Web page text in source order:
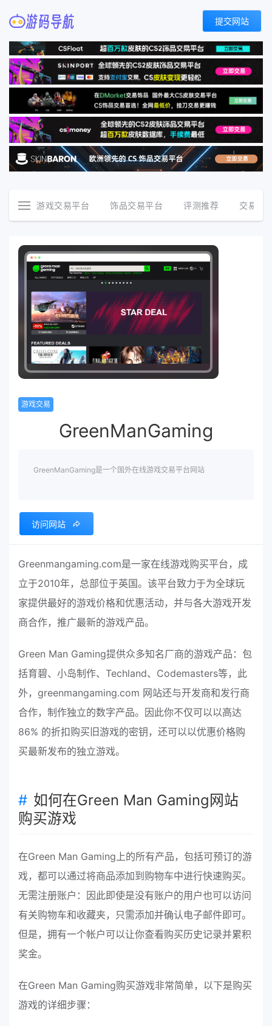
提交网站
游戏交易平台 饰品交易平台 评测推荐 交易资
游戏交易
GreenManGaming
GreenManGaming是一个国外在线游戏交易平台网站
访问网站
Greenmangaming.com是一家在线游戏购买平台，成
立于2010年，总部位于英国。该平台致力于为全球玩
家提供最好的游戏价格和优惠活动，并与各大游戏开发
商合作，推广最新的游戏产品。
Green Man Gaming提供众多知名厂商的游戏产品：包
括育碧、小岛制作、Techland、Codemasters等，此
外，greenmangaming.com 网站还与开发商和发行商
合作，制作独立的数字产品。因此你不仅可以以高达
86% 的折扣购买旧游戏的密钥，还可以以优惠价格购
买最新发布的独立游戏。
如何在Green Man Gaming网站
购买游戏
在Green Man Gaming上的所有产品，包括可预订的游
戏，都可以通过将商品添加到购物车中进行快速购买。
无需注册账户：因此即使是没有账户的用户也可以访问
有关购物车和收藏夹，只需添加并确认电子邮件即可。
但是，拥有一个帐户可以让你查看购买历史记录并累积
奖金。
在Green Man Gaming购买游戏非常简单，以下是购买
游戏的详细步骤：